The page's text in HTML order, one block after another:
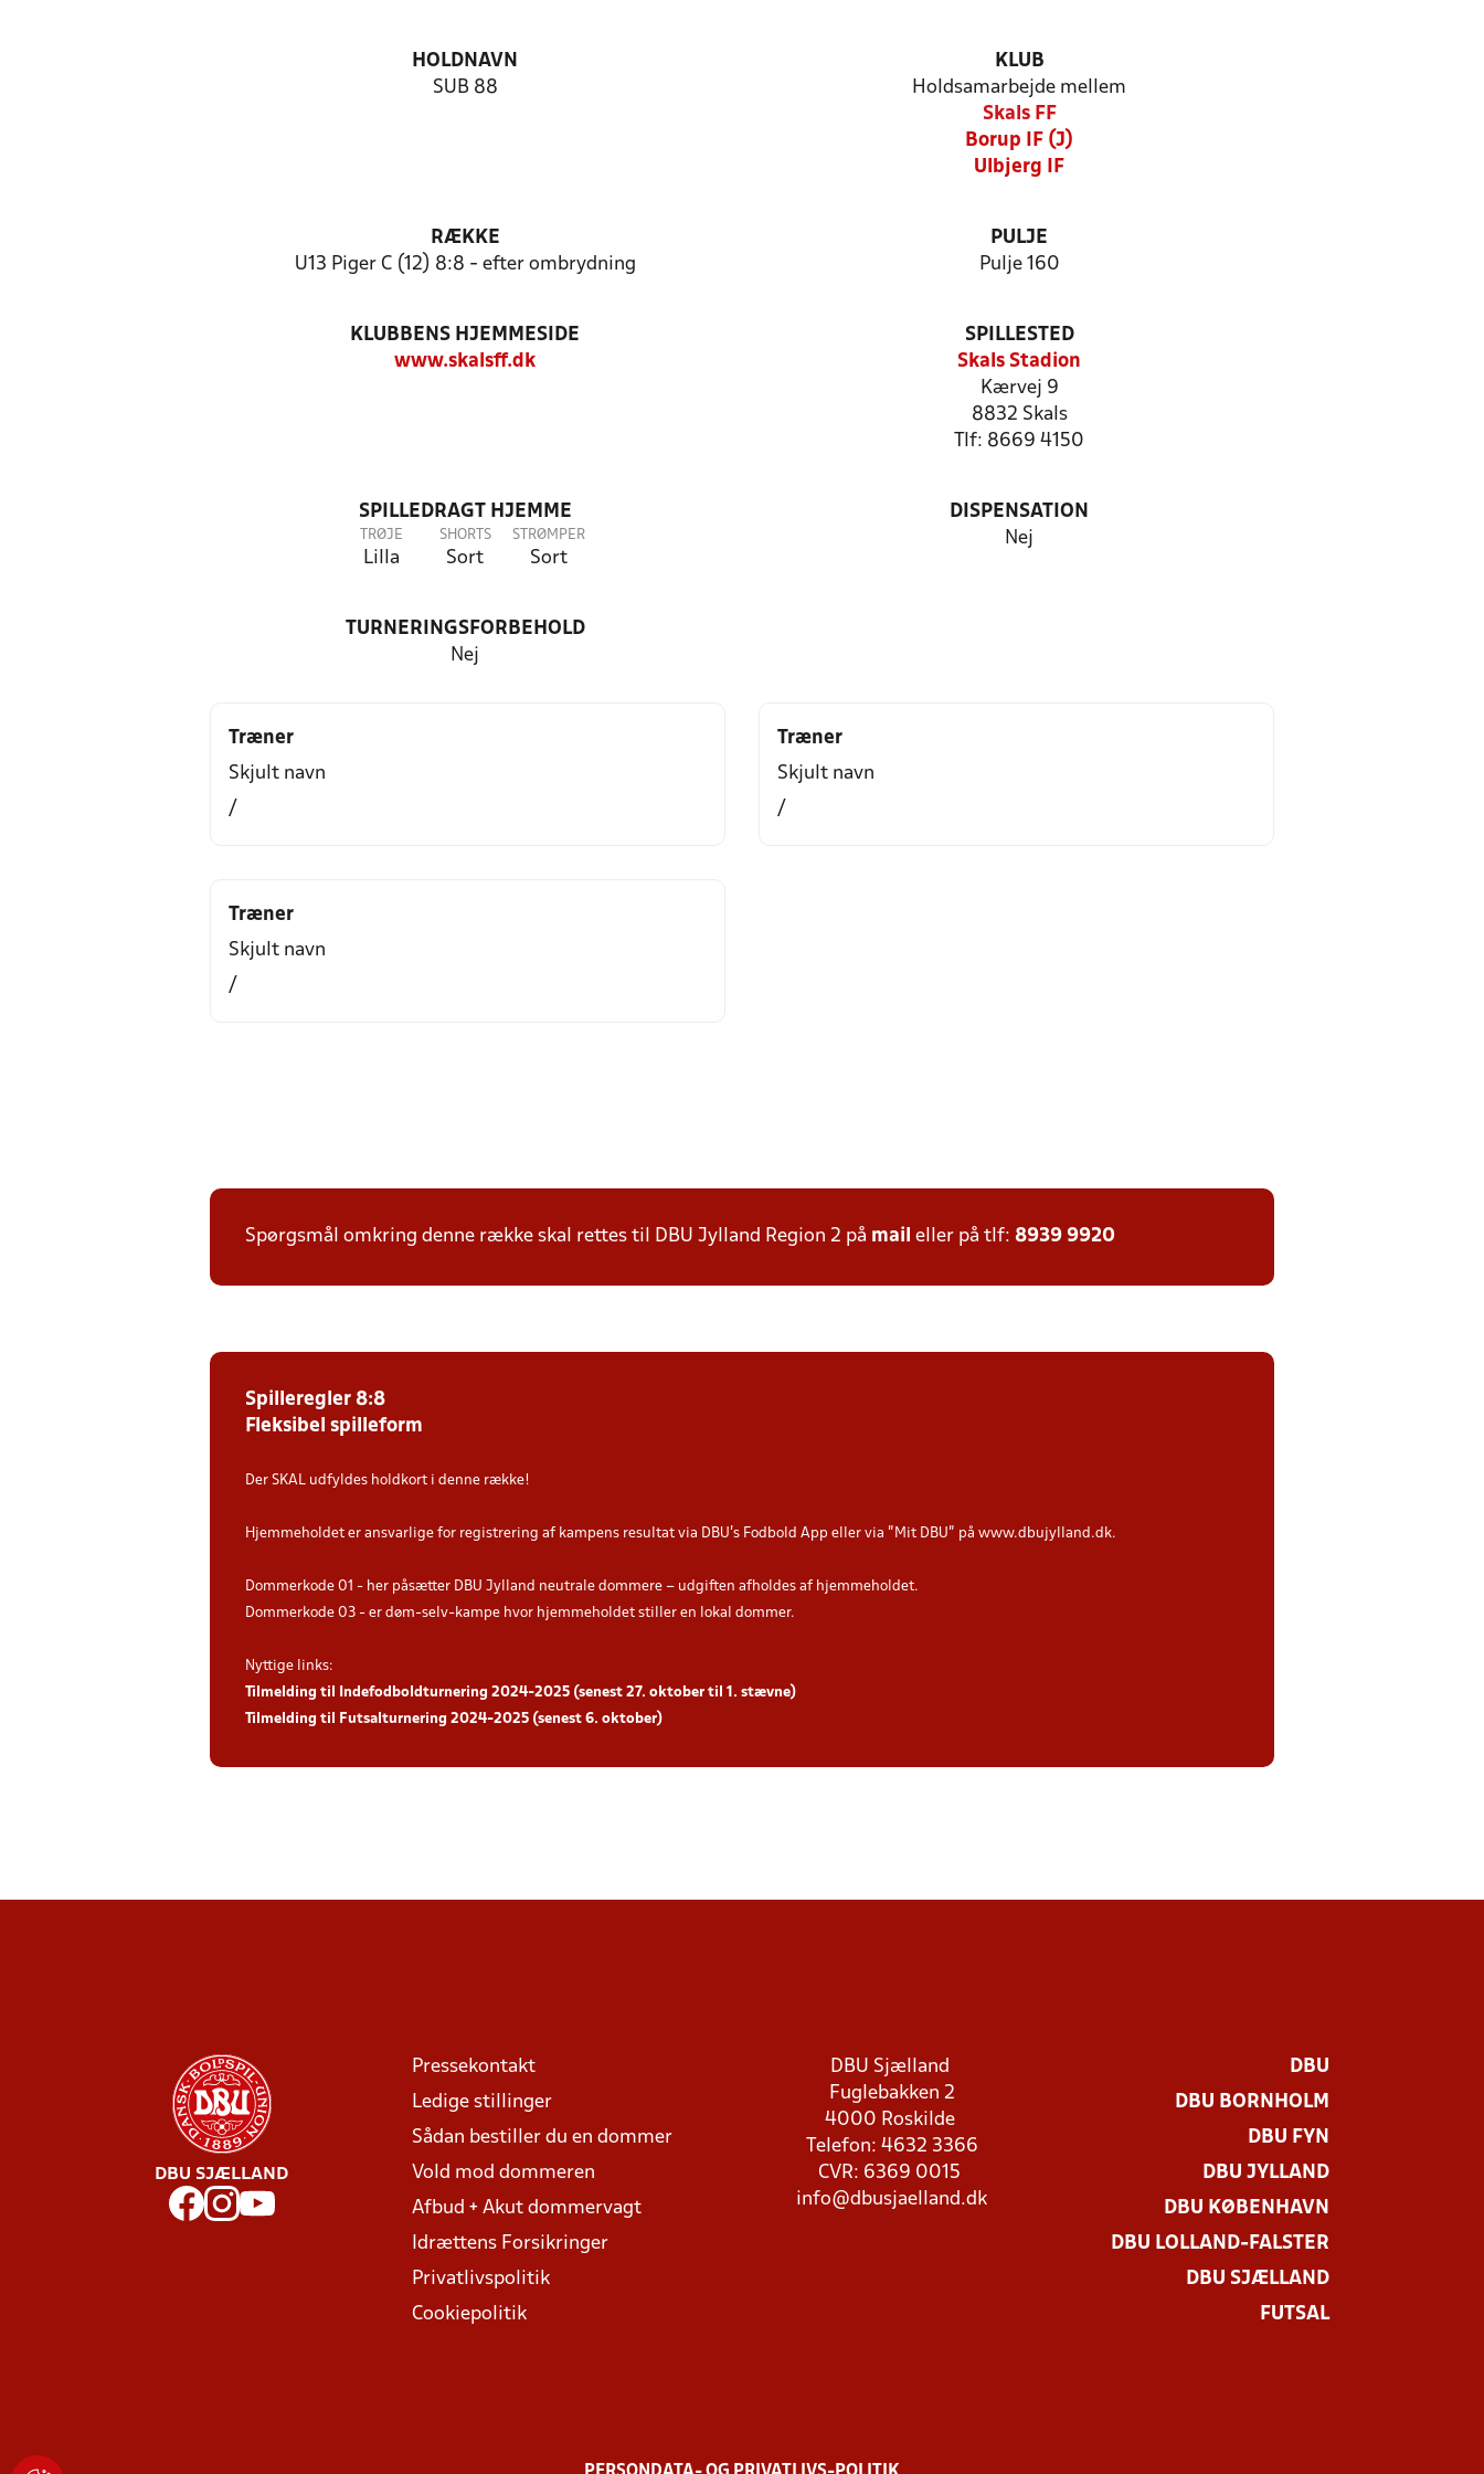
HOLDNAVN
SUB 88
KLUB
Holdsamarbejde mellem
Skals FF
Borup IF (J)
Ulbjerg IF
RÆKKE
U13 Piger C (12) 8:8 - efter ombrydning
PULJE
Pulje 160
KLUBBENS HJEMMESIDE
www.skalsff.dk
SPILLESTED
Skals Stadion
Kærvej 9
8832 Skals
Tlf: 8669 4150
SPILLEDRAGT HJEMME
TRØJE
Lilla
SHORTS
Sort
STRØMPER
Sort
DISPENSATION
Nej
TURNERINGSFORBEHOLD
Nej
Træner
Skjult navn
/
Træner
Skjult navn
/
Træner
Skjult navn
/
Spørgsmål omkring denne række skal rettes til DBU Jylland Region 2 på mail eller på tlf: 8939 9920
Spilleregler 8:8
Fleksibel spilleform
Der SKAL udfyldes holdkort i denne række!
Hjemmeholdet er ansvarlige for registrering af kampens resultat via DBU’s Fodbold App eller via ”Mit DBU” på www.dbujylland.dk.
Dommerkode 01 - her påsætter DBU Jylland neutrale dommere – udgiften afholdes af hjemmeholdet.
Dommerkode 03 - er døm-selv-kampe hvor hjemmeholdet stiller en lokal dommer.
Nyttige links:
Tilmelding til Indefodboldturnering 2024-2025 (senest 27. oktober til 1. stævne)
Tilmelding til Futsalturnering 2024-2025 (senest 6. oktober)
DBU SJÆLLAND
Pressekontakt
Ledige stillinger
Sådan bestiller du en dommer
Vold mod dommeren
Afbud + Akut dommervagt
Idrættens Forsikringer
Privatlivspolitik
Cookiepolitik
DBU Sjælland
Fuglebakken 2
4000 Roskilde
Telefon: 4632 3366
CVR: 6369 0015
info@dbusjaelland.dk
DBU
DBU BORNHOLM
DBU FYN
DBU JYLLAND
DBU KØBENHAVN
DBU LOLLAND-FALSTER
DBU SJÆLLAND
FUTSAL